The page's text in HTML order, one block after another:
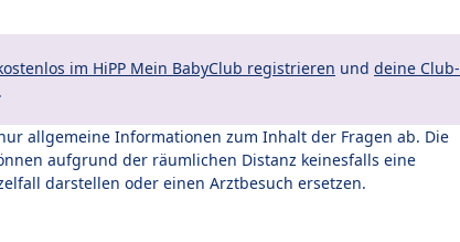
im HiPP Mein BabyClub registrieren und deine Club-
allgemeine Informationen zum Inhalt der Fragen ab. Die
aufgrund der räumlichen Distanz keinesfalls eine
darstellen oder einen Arztbesuch ersetzen.